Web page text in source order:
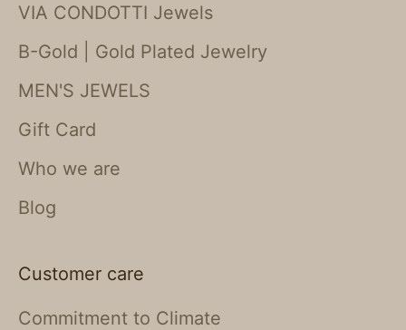
VIA CONDOTTI Jewels
B-Gold | Gold Plated Jewelry
MEN'S JEWELS
Gift Card
Who we are
Blog
Customer care
Commitment to Climate